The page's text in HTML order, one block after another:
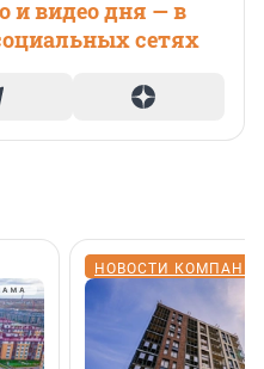
и видео дня — в
сетях
НОВОСТИ